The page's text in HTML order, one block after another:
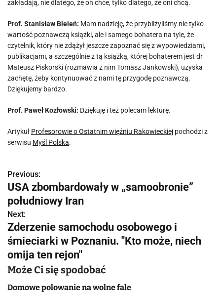
zakładają, nie dlatego, że on chce, tylko dlatego, że oni chcą.
Prof. Stanisław Bieleń: Mam nadzieję, że przybliżyliśmy nie tylko
wartość poznawczą książki, ale i samego bohatera na tyle, że
czytelnik, który nie zdążył jeszcze zapoznać się z wypowiedziami,
publikacjami, a szczególnie z tą książką, której bohaterem jest dr
Mateusz Piskorski (rozmawia z nim Tomasz Jankowski), uzyska
zachętę, żeby kontynuować z nami tę przygodę poznawczą.
Dziękujemy bardzo.
Prof. Paweł Kozłowski: Dziękuję i też polecam lekturę.
Artykuł Profesorowie o Ostatnim więźniu Rakowieckiej pochodzi z
serwisu Myśl Polska.
N
a
w
i
g
a
c
Previous:
USA zbombardowały w „samoobronie”
południowy Iran
Next:
Zderzenie samochodu osobowego i
śmieciarki w Poznaniu. "Kto może, niech
omija ten rejon"
Może Ci się spodobać
Domowe polowanie na wolne fale